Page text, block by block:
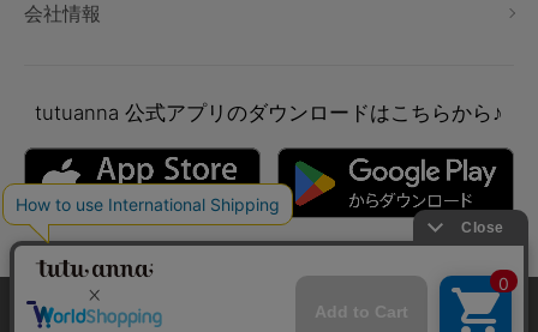
会社情報
tutuanna 公式アプリのダウンロードはこちらから♪
本サイトでは、より快適にご利用いただけるようCookieを利用し